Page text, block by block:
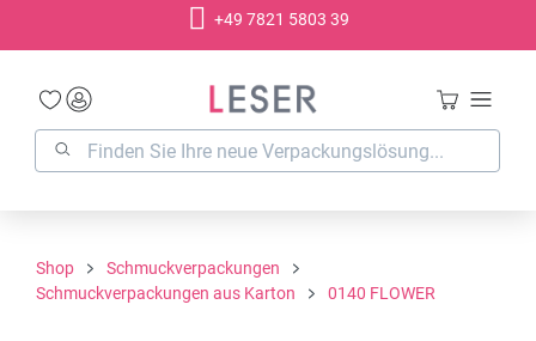
+49 7821 5803 39
Shop
Schmuckverpackungen
Schmuckverpackungen aus Karton
0140 FLOWER